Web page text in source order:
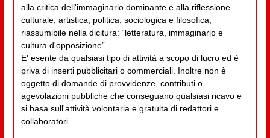
alla critica dell'immaginario dominante e alla riflessione
culturale, artistica, politica, sociologica e filosofica,
riassumibile nella dicitura: “letteratura, immaginario e
cultura d'opposizione”.
E' esente da qualsiasi tipo di attività a scopo di lucro ed è
priva di inserti pubblicitari o commerciali. Inoltre non è
oggetto di domande di provvidenze, contributi o
agevolazioni pubbliche che conseguano qualsiasi ricavo e
si basa sull'attività volontaria e gratuita di redattori e
collaboratori.